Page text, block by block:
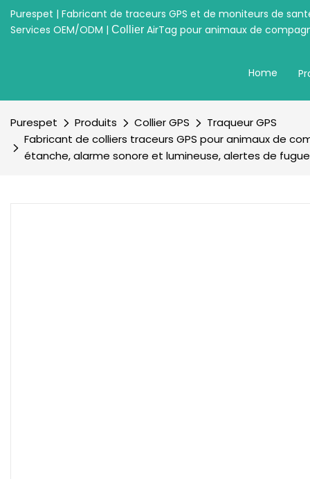
Purespet | Fabricant de traceurs GPS et de moniteurs de
Services OEM/ODM | Collier AirTag pour animaux de
Home
Purespet Produits Collier GPS
Traqueur GPS
Fabricant de colliers traceurs GPS pour animaux de
étanche, alarme sonore et lumineuse, alertes de fugue